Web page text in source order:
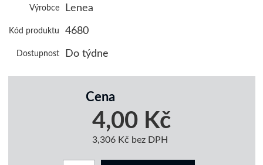
Výrobce Lenea
Kód produktu 4680
Dostupnost Do týdne
Cena
4,00 Kč
3,306 Kč bez DPH